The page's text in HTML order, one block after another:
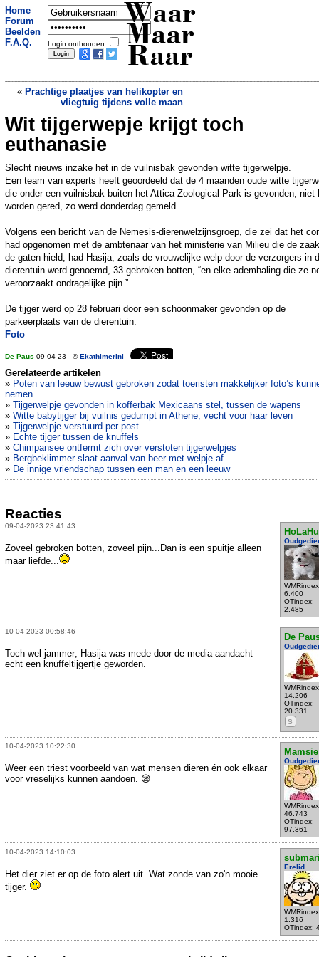
Home
Forum
Beelden
F.A.Q.
Login onthouden
Waar
Maar
Raar
« Prachtige plaatjes van helikopter en
vliegtuig tijdens volle maan
KLM voor rechter gesleept in ruzie over
terugbetalen 652 euro»
Wit tijgerwepje krijgt toch
euthanasie
Slecht nieuws inzake het in de vuilnisbak gevonden witte tijgerwelpje.
Een team van experts heeft geoordeeld dat de 4 maanden oude witte
die onder een vuilnisbak buiten het Attica Zoological Park is gevonden, niet
worden gered, zo werd donderdag gemeld.
Volgens een bericht van de Nemesis-dierenwelzijnsgroep, die zei dat het
had opgenomen met de ambtenaar van het ministerie van Milieu die de
de gaten hield, had Hasija, zoals de vrouwelijke welp door de verzorgers in
dierentuin werd genoemd, 33 gebroken botten, “en elke ademhaling die ze
veroorzaakt ondragelijke pijn.”
De tijger werd op 28 februari door een schoonmaker gevonden op de
parkeerplaats van de dierentuin.
Foto
De Paus 09-04-23 - ©Ekathimerini
Gerelateerde artikelen
» Poten van leeuw bewust gebroken zodat toeristen makkelijker foto’s
nemen
» Tijgerwelpje gevonden in kofferbak Mexicaans stel, tussen de wapens
» Witte babytijger bij vuilnis gedumpt in Athene, vecht voor haar leven
» Tijgerwelpje verstuurd per post
» Echte tijger tussen de knuffels
» Chimpansee ontfermt zich over verstoten tijgerwelpjes
» Bergbeklimmer slaat aanval van beer met welpje af
» De innige vriendschap tussen een man en een leeuw
Reacties
09-04-2023 23:41:43
HoLaHu
6.400
OTindex:
2.485
Zoveel gebroken botten, zoveel pijn...Dan is een spuitje alleen
maar liefde...
10-04-2023 00:58:46
De
14.206
OTindex:
20.331
S
Toch wel jammer; Hasija was mede door de media-aandacht
echt een knuffeltijgertje geworden.
10-04-2023 10:22:30
Mamsie
46.743
OTindex:
97.361
Weer een triest voorbeeld van wat mensen dieren én ook elkaar
voor vreselijks kunnen aandoen. 😪
10-04-2023 14:10:03
Erelid
1.316
OTindex:
Het dier ziet er op de foto alert uit. Wat zonde van zo'n mooie
tijger.